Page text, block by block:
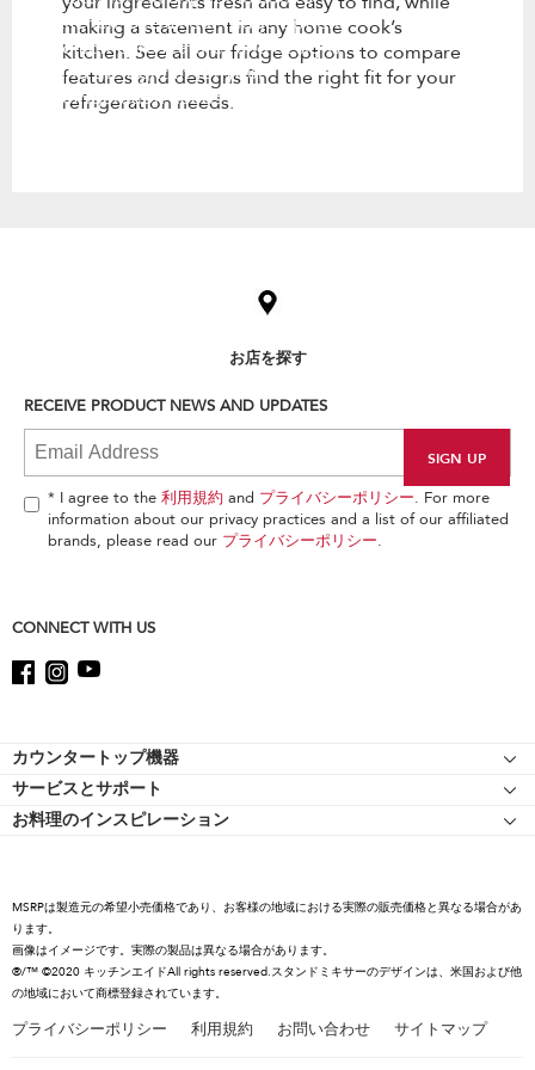
making a statement in any home cook’s
kitchen. See all our fridge options to compare
features and designs find the right fit for your
refrigeration needs.
kitchen. See all our fridge options
to compare features and designs
find the right fit for your
refrigeration needs.
find
the
end
お店を探す
RECEIVE PRODUCT NEWS AND UPDATES
* I agree to the 利用規約 and プライバシーポリシー. For more
information about our privacy practices and a list of our affiliated
brands, please read our プライバシーポリシー.
CONNECT WITH US
Footer
カウンタートップ機器
スタンドミキサー
スタンドミキサーのアタッチメント
コーヒーコレクション
ハンドミキサー
ハンドミキサー
サービスとサポート
リソース
お料理のインスピレーション
国際
プレスルーム
リコール情報
MSRPは製造元の希望小売価格であり、お客様の地域における実際の販売価格と異なる場合があ
ります。
画像はイメージです。実際の製品は異なる場合があります。
®/™ ©2020 キッチンエイドAll rights reserved.スタンドミキサーのデザインは、米国および他
の地域において商標登録されています。
プライバシーポリシー 利用規約 お問い合わせ サイトマップ